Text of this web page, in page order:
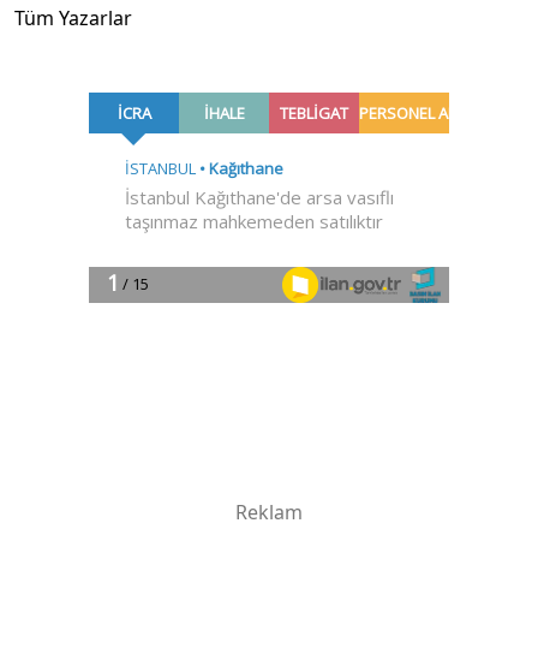
Tüm Yazarlar